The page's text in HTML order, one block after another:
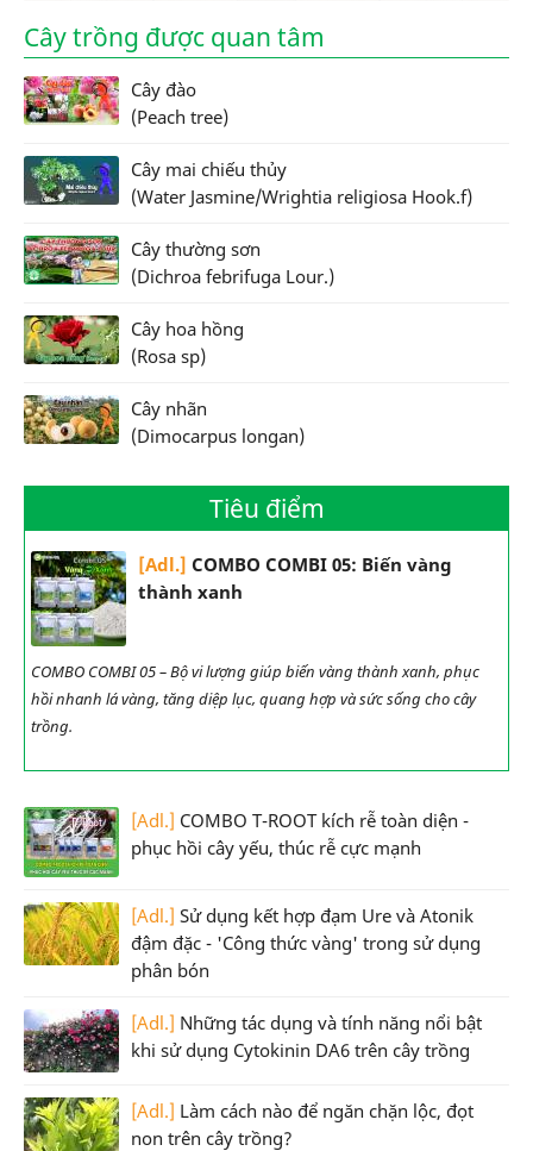
Cây trồng được quan tâm
Cây đào
(Peach tree)
Cây mai chiếu thủy
(Water Jasmine/Wrightia religiosa Hook.f)
Cây thường sơn
(Dichroa febrifuga Lour.)
Cây hoa hồng
(Rosa sp)
Cây nhãn
(Dimocarpus longan)
Tiêu điểm
[Adl.] COMBO COMBI 05: Biến vàng
thành xanh
COMBO COMBI 05 – Bộ vi lượng giúp biến vàng thành xanh, phục
hồi nhanh lá vàng, tăng diệp lục, quang hợp và sức sống cho cây
trồng.
[Adl.] COMBO T-ROOT kích rễ toàn diện -
phục hồi cây yếu, thúc rễ cực mạnh
[Adl.] Sử dụng kết hợp đạm Ure và Atonik
đậm đặc - 'Công thức vàng' trong sử dụng
phân bón
[Adl.] Những tác dụng và tính năng nổi bật
khi sử dụng Cytokinin DA6 trên cây trồng
[Adl.] Làm cách nào để ngăn chặn lộc, đọt
non trên cây trồng?